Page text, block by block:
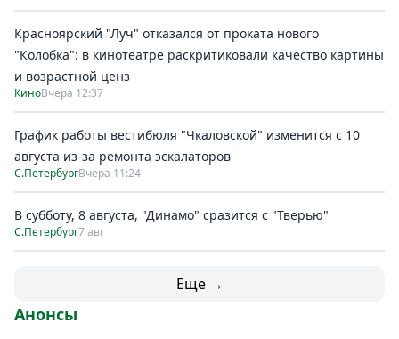
Красноярский "Луч" отказался от проката нового
"Колобка": в кинотеатре раскритиковали качество картины
и возрастной ценз
КиноВчера 12:37
График работы вестибюля "Чкаловской" изменится с 10
августа из-за ремонта эскалаторов
С.ПетербургВчера 11:24
В субботу, 8 августа, "Динамо" сразится с "Тверью"
С.Петербург7 авг
Еще →
Анонсы